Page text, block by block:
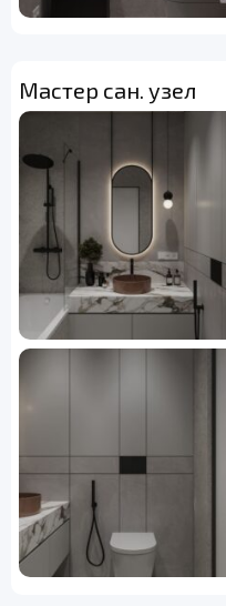
Мастер сан. узел